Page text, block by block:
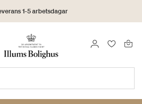
30 dagars returrätt
LOGGA IN